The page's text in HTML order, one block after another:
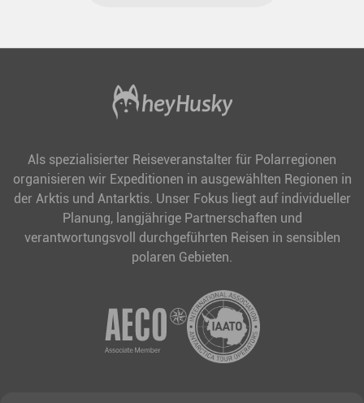
Als spezialisierter Reiseveranstalter für Polarregionen
organisieren wir Expeditionen in ausgewählten Regionen in
der Arktis und Antarktis. Unser Fokus liegt auf individueller
Planung, langjährige Partnerschaften und
verantwortungsvoll durchgeführten Reisen in sensiblen
polaren Gebieten.